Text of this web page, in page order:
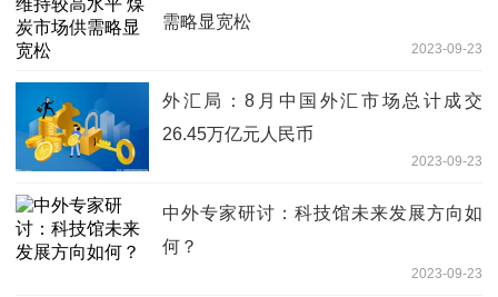
需略显宽松
2023-09-23
外汇局：8月中国外汇市场总计成交
26.45万亿元人民币
2023-09-23
中外专家研讨：科技馆未来发展方向如
何？
2023-09-23